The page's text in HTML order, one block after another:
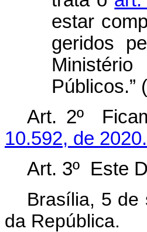
estar
geridos
Públicos.”
Art. 2º
10.592, de 2020.
Art. 3º Este
Brasília, 5 de
da República.